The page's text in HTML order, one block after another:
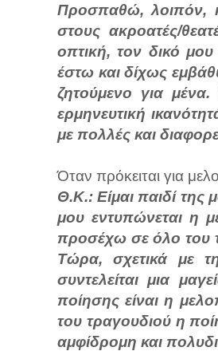
Προσπαθώ, λοιπόν,
στους ακροατές/
οπτική, τον δικό
έστω και δίχως
ζητούμενο για
ερμηνευτική
με πολλές και
Όταν πρόκειται για
Θ.Κ.: Είμαι παιδί
μου εντυπώνεται η
προσέχω σε όλο του
Τώρα, σχετικά με
συντελείται μια
ποίησης είναι η
του τραγουδιού η
αμφίδρομη και